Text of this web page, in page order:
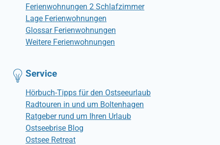
Ferienwohnungen 2 Schlafzimmer
Lage Ferienwohnungen
Glossar Ferienwohnungen
Weitere Ferienwohnungen
Service
Hörbuch-Tipps für den Ostseeurlaub
Radtouren in und um Boltenhagen
Ratgeber rund um Ihren Urlaub
Ostseebrise Blog
Ostsee Retreat